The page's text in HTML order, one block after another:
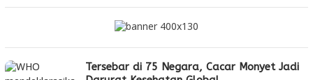
Tersebar di 75 Negara, Cacar Monyet Jadi